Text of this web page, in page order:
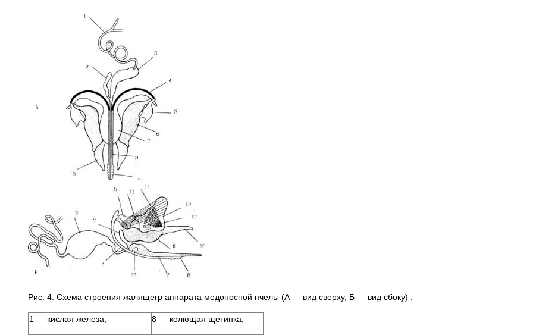
Рис. 4. Схема строения жалящегр аппарата медоносной пчелы (А — вид сверху, Б — вид сбоку) :
1 — кислая железа; 8 — колющая щетинка;